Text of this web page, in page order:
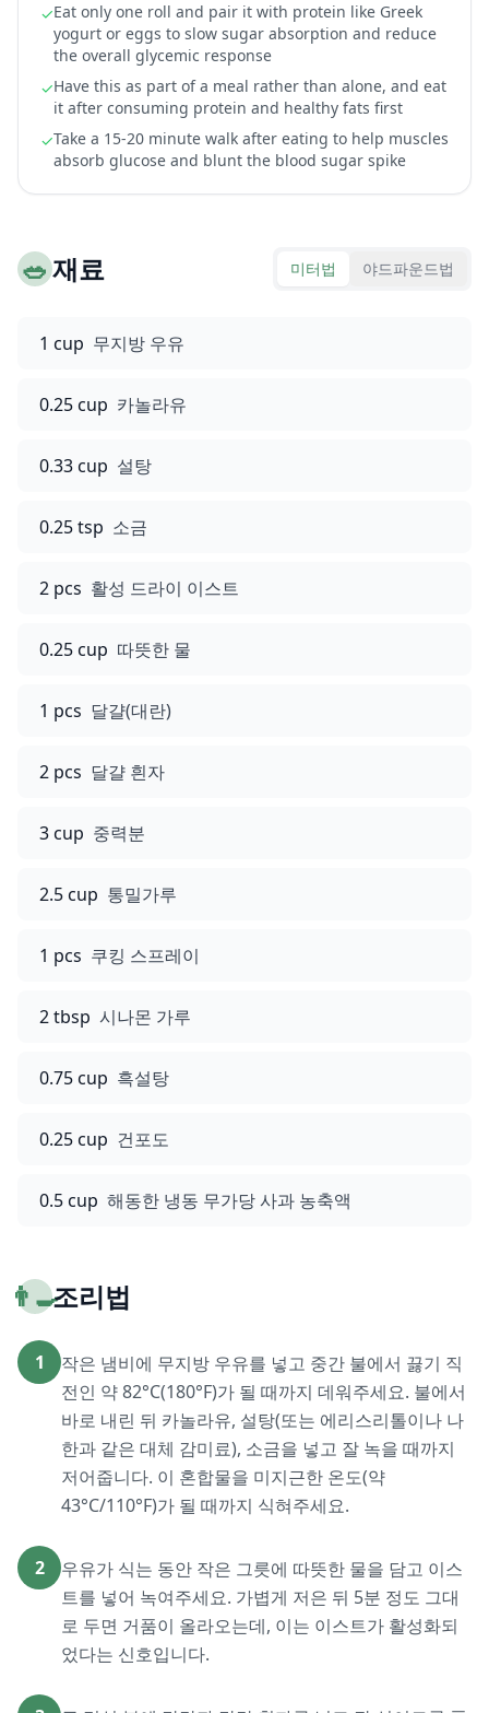
✓Eat only one roll and pair it with protein like Greek
yogurt or eggs to slow sugar absorption and reduce
the overall glycemic response
✓Have this as part of a meal rather than alone, and eat
it after consuming protein and healthy fats first
✓Take a 15-20 minute walk after eating to help muscles
absorb glucose and blunt the blood sugar spike
🥗재료 미터법 야드파운드법
1 cup 무지방 우유
0.25 cup 카놀라유
0.33 cup 설탕
0.25 tsp 소금
2 pcs 활성 드라이 이스트
0.25 cup 따뜻한 물
1 pcs 달걀(대란)
2 pcs 달걀 흰자
3 cup 중력분
2.5 cup 통밀가루
1 pcs 쿠킹 스프레이
2 tbsp 시나몬 가루
0.75 cup 흑설탕
0.25 cup 건포도
0.5 cup 해동한 냉동 무가당 사과 농축액
👨‍🍳조리법
1
작은 냄비에 무지방 우유를 넣고 중간 불에서 끓기 직
전인 약 82°C(180°F)가 될 때까지 데워주세요. 불에서
바로 내린 뒤 카놀라유, 설탕(또는 에리스리톨이나 나
한과 같은 대체 감미료), 소금을 넣고 잘 녹을 때까지
저어줍니다. 이 혼합물을 미지근한 온도(약
43°C/110°F)가 될 때까지 식혀주세요.
2
우유가 식는 동안 작은 그릇에 따뜻한 물을 담고 이스
트를 넣어 녹여주세요. 가볍게 저은 뒤 5분 정도 그대
로 두면 거품이 올라오는데, 이는 이스트가 활성화되
었다는 신호입니다.